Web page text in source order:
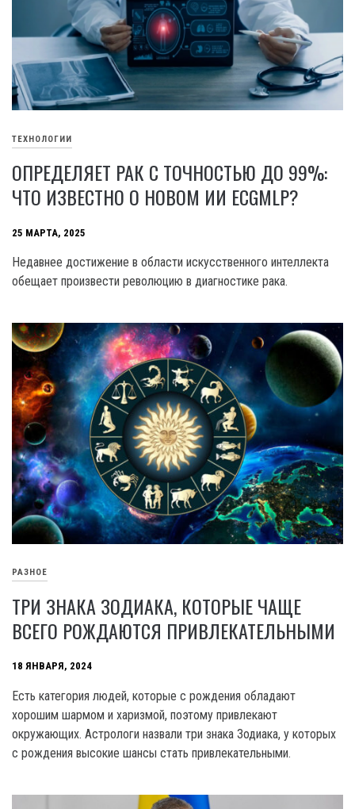
ТЕХНОЛОГИИ
ОПРЕДЕЛЯЕТ РАК С ТОЧНОСТЬЮ ДО 99%:
ЧТО ИЗВЕСТНО О НОВОМ ИИ ECGMLP?
25 МАРТА, 2025
Недавнее достижение в области искусственного интеллекта
обещает произвести революцию в диагностике рака.
РАЗНОЕ
ТРИ ЗНАКА ЗОДИАКА, КОТОРЫЕ ЧАЩЕ
ВСЕГО РОЖДАЮТСЯ ПРИВЛЕКАТЕЛЬНЫМИ
18 ЯНВАРЯ, 2024
Есть категория людей, которые с рождения обладают
хорошим шармом и харизмой, поэтому привлекают
окружающих. Астрологи назвали три знака Зодиака, у которых
с рождения высокие шансы стать привлекательными.